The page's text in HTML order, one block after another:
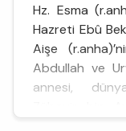
Hz. Esma
Hazreti Ebû
Aişe
Abdullah ve
annesi,